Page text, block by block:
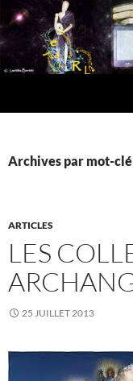
Aller
au
contenu
Archives par mot-
ARTICLES
LES
25 JUILLET 2013